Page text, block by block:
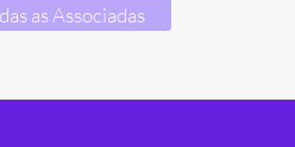
as Associadas